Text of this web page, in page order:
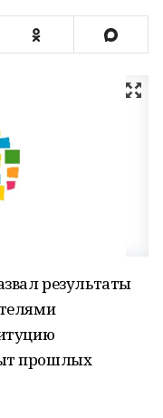
результаты
прошлых